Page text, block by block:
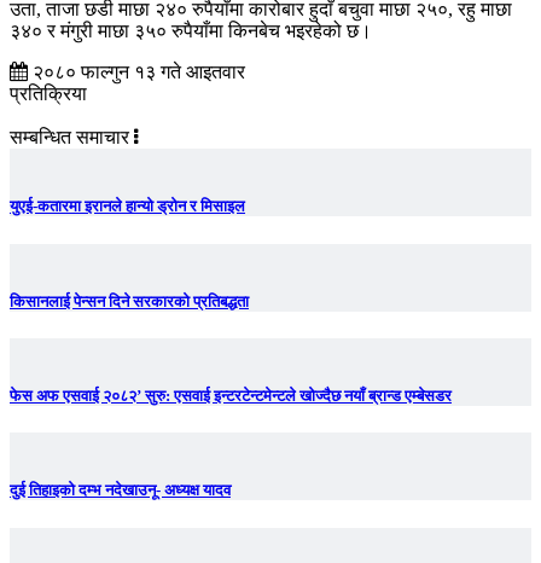
उता, ताजा छडी माछा २४० रुपैयाँमा कारोबार हुदाँ बचुवा माछा २५०, रहु माछा
३४० र मंगुरी माछा ३५० रुपैयाँमा किनबेच भइरहेको छ।
२०८० फाल्गुन १३ गते आइतवार
प्रतिक्रिया
सम्बन्धित समाचार
युएई-कतारमा इरानले हान्यो ड्रोन र मिसाइल
किसानलाई पेन्सन दिने सरकारको प्रतिबद्धता
फेस अफ एसवाई २०८२’ सुरु: एसवाई इन्टरटेन्टमेन्टले खोज्दैछ नयाँ ब्रान्ड एम्बेसडर
दुई तिहाइको दम्भ नदेखाउनू- अध्यक्ष यादव